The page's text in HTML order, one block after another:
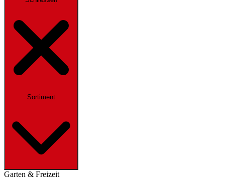
Sortiment
Garten & Freizeit